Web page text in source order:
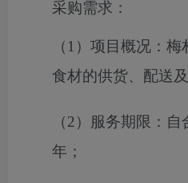
采购需求：
（1） 项目概况： 梅
食材的供货、配送
（2） 服务期限： 自
年 ；